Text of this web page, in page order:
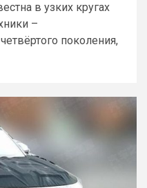
в узких кругах
–
поколения,